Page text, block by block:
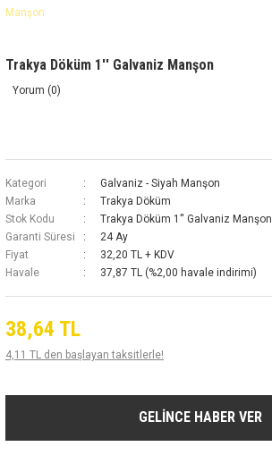
Trakya Döküm 1'' Galvaniz Manşon
Yorum (0)
Kategori
Galvaniz - Siyah Manşon
Marka
Trakya Döküm
Stok Kodu
Trakya Döküm 1'' Galvaniz Manşon
Garanti Süresi
24 Ay
Fiyat
32,20 TL + KDV
Havale
37,87 TL (%2,00 havale indirimi)
38,64 TL
4,11 TL den başlayan taksitlerle!
GELİNCE HABER VER